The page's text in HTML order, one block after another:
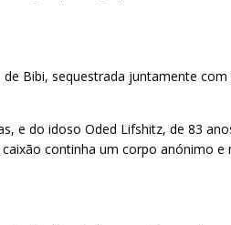
Bibi, sequestrada juntamente com
e do idoso Oded Lifshitz, de 83
continha um corpo anónimo e